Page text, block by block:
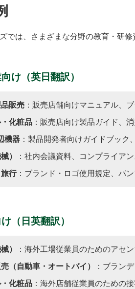
では、さまざまな分野の教育・研
け（英日翻訳）
販売 ：販売店舗向けマニュアル、
化粧品 ：販売店向け製品ガイド、
機器 ：製品開発者向けガイドブッ
） ：社内会議資料、コンプライア
行：ブランド・ロゴ使用規定、パ
（日英翻訳）
） ：海外工場従業員のためのアセ
（自動車・オートバイ） ：ブラン
化粧品 ：海外店舗従業員のための